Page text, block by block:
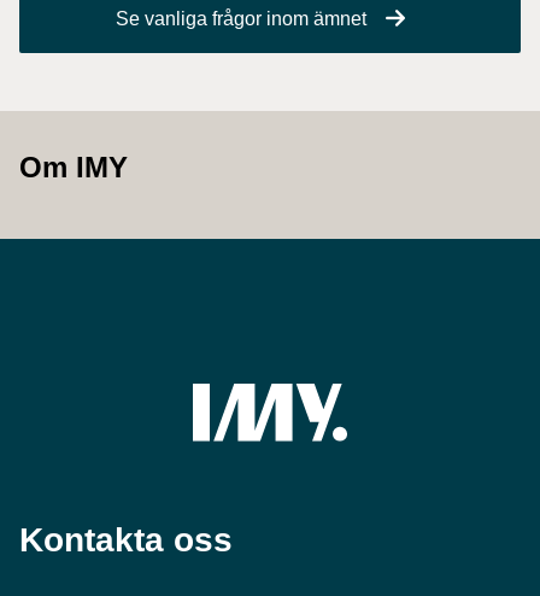
Se vanliga frågor inom ämnet
Om IMY
Kontakta oss